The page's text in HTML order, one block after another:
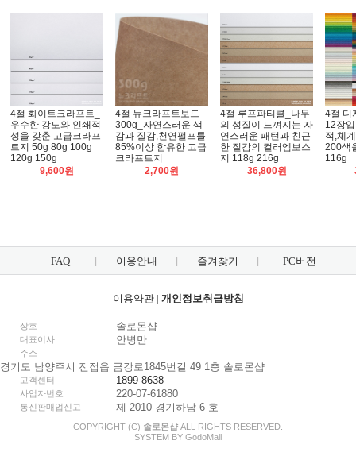
4절 화이트크라프트_
우수한 강도와 인쇄적
성을 갖춘 고급크라프
트지 50g 80g 100g
120g 150g
9,600원
4절 뉴크라프트보드
300g_자연스러운 색
감과 질감,천연펄프를
85%이상 함유한 고급
크라프트지
2,700원
4절 루프파티클_나무
의 성질이 느껴지는 자
연스러운 패턴과 친근
한 질감의 컬러엠보스
지 118g 216g
36,800원
4절 디
12장
적,체
200색
116g
FAQ 이용안내 즐겨찾기 PC버전
이용약관| 개인정보취급방침
상호 솔로몬샵
대표이사 안병만
주소
경기도 남양주시 진접읍 금강로1845번길 49 1층 솔로몬샵
고객센터 1899-8638
사업자번호 220-07-61880
통신판매업신고 제 2010-경기하남-6 호
COPYRIGHT (C) 솔로몬샵 ALL RIGHTS RESERVED.
SYSTEM BY GodoMall